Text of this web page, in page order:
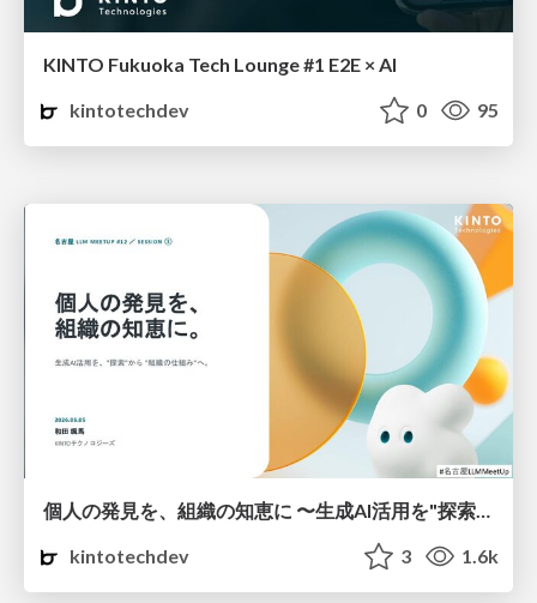
KINTO Fukuoka Tech Lounge #1 E2E × AI
kintotechdev
0 95
個人の発見を、組織の知恵に 〜生成AI活用を"探索"から"組織の仕組み"へ〜
kintotechdev
3 1.6k